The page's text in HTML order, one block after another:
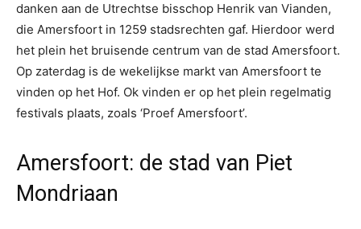
danken aan de Utrechtse bisschop Henrik van Vianden,
die Amersfoort in 1259 stadsrechten gaf. Hierdoor werd
het plein het bruisende centrum van de stad Amersfoort.
Op zaterdag is de wekelijkse markt van Amersfoort te
vinden op het Hof. Ok vinden er op het plein regelmatig
festivals plaats, zoals ‘Proef Amersfoort’.
Amersfoort: de stad van Piet
Mondriaan